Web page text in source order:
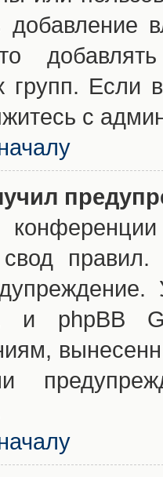
добавление
групп. Если
с
свод
и phpBB